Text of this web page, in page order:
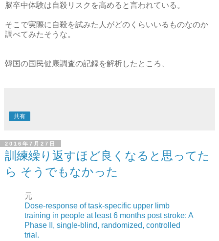
脳卒中体験は自殺リスクを高めると言われている。
そこで実際に自殺を試みた人がどのくらいいるものなのか
調べてみたそうな。
韓国の国民健康調査の記録を解析したところ、
共有
2016年7月27日
訓練繰り返すほど良くなると思ってた
ら そうでもなかった
元
Dose-response of task-specific upper limb
training in people at least 6 months post stroke: A
Phase II, single-blind, randomized, controlled
trial.